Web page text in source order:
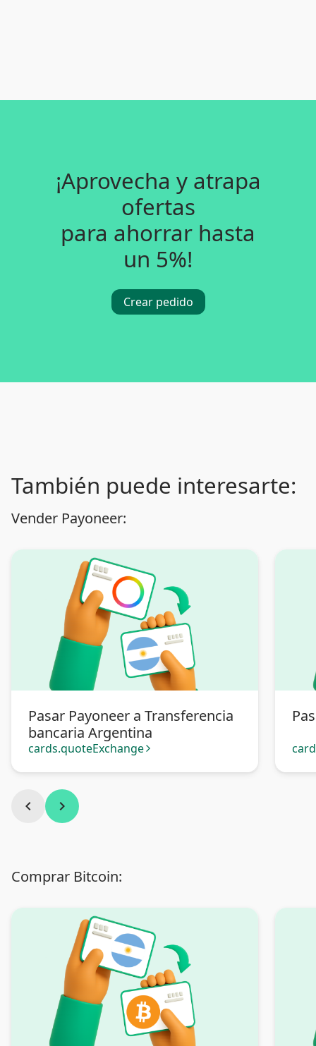
¡Aprovecha y atrapa
ofertas
para ahorrar hasta
un 5%!
Crear pedido
También puede interesarte:
Vender Payoneer:
Pasar Payoneer a Transferencia
bancaria Argentina
cards.quoteExchange arrow_forward_ios
chevron_left chevron_right
Comprar Bitcoin: